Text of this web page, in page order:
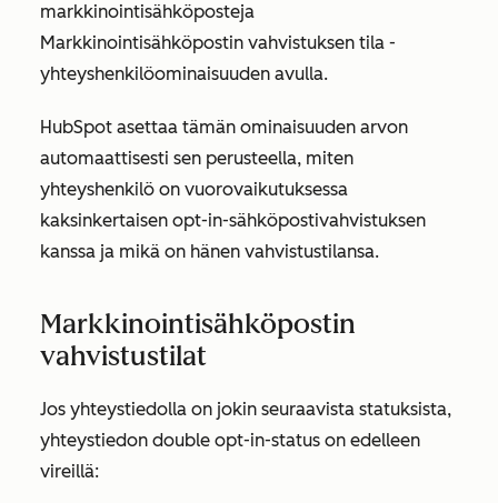
markkinointisähköposteja
Markkinointisähköpostin vahvistuksen tila -
yhteyshenkilöominaisuuden avulla.
HubSpot asettaa tämän ominaisuuden arvon
automaattisesti sen perusteella, miten
yhteyshenkilö on vuorovaikutuksessa
kaksinkertaisen opt-in-sähköpostivahvistuksen
kanssa ja mikä on hänen vahvistustilansa.
Markkinointisähköpostin
vahvistustilat
Jos yhteystiedolla on jokin seuraavista statuksista,
yhteystiedon double opt-in-status on edelleen
vireillä: